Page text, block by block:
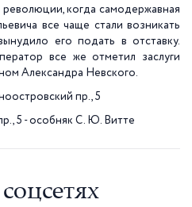
революции, когда самодержавная
все чаще стали возникать
его подать в отставку.
все же отметил заслуги
Александра Невского.
пр., 5
5 - особняк С. Ю. Витте